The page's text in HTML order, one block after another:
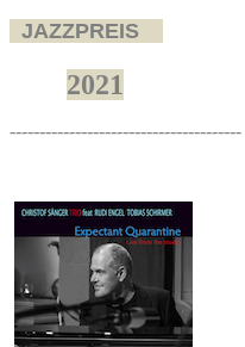
JAZZPREIS
2021
---------------------------------------